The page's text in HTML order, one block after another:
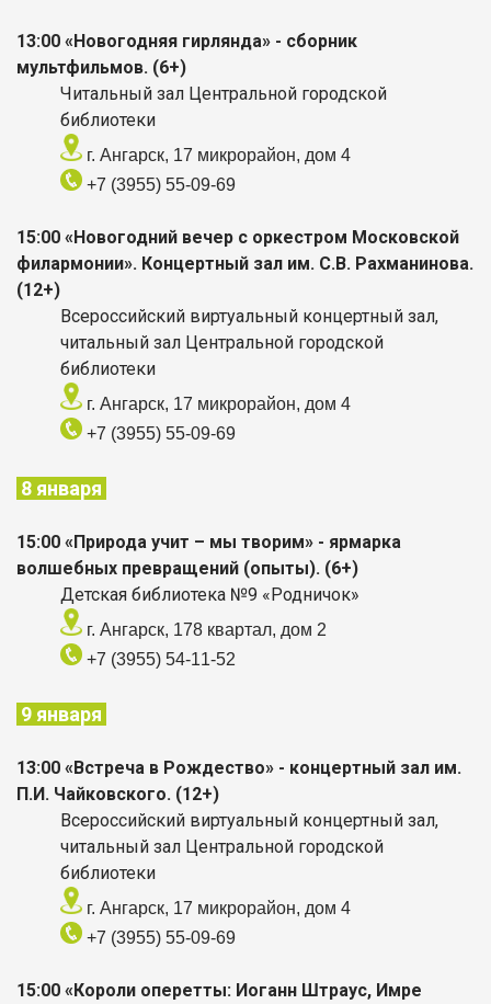
13:00 «Новогодняя гирлянда» - сборник
мультфильмов. (6+)
Читальный зал Центральной городской
библиотеки
г. Ангарск, 17 микрорайон, дом 4
+7 (3955) 55-09-69
15:00 «Новогодний вечер с оркестром Московской
филармонии». Концертный зал им. С.В. Рахманинова.
(12+)
Всероссийский виртуальный концертный зал,
читальный зал Центральной городской
библиотеки
г. Ангарск, 17 микрорайон, дом 4
+7 (3955) 55-09-69
8 января
15:00 «Природа учит – мы творим» - ярмарка
волшебных превращений (опыты). (6+)
Детская библиотека №9 «Родничок»
г. Ангарск, 178 квартал, дом 2
+7 (3955) 54-11-52
9 января
13:00 «Встреча в Рождество» - концертный зал им.
П.И. Чайковского. (12+)
Всероссийский виртуальный концертный зал,
читальный зал Центральной городской
библиотеки
г. Ангарск, 17 микрорайон, дом 4
+7 (3955) 55-09-69
15:00 «Короли оперетты: Иоганн Штраус, Имре